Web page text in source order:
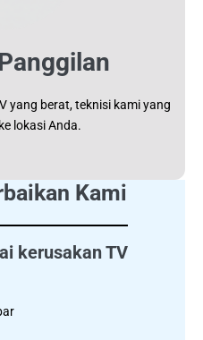
yang berat, teknisi kami yang
lokasi Anda.
Kami
kerusakan TV